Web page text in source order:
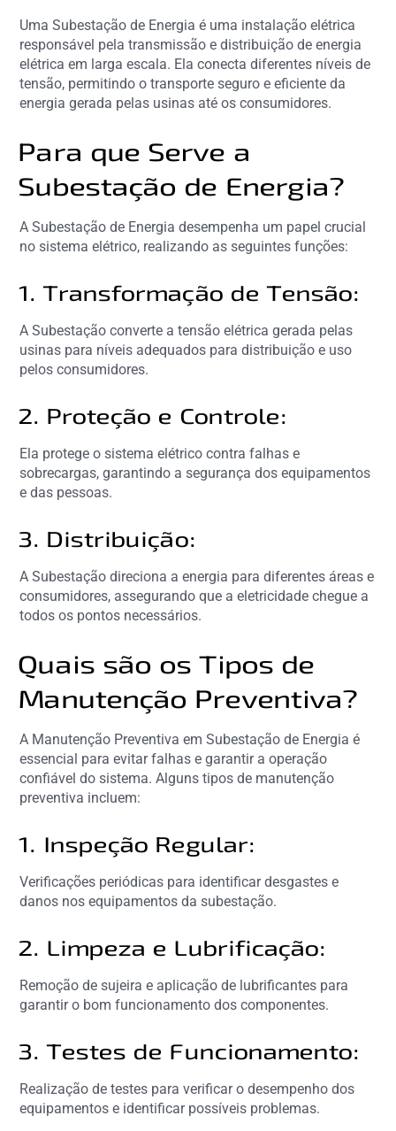
Uma Subestação de Energia é uma instalação elétrica
responsável pela transmissão e distribuição de energia
elétrica em larga escala. Ela conecta diferentes níveis de
tensão, permitindo o transporte seguro e eficiente da
energia gerada pelas usinas até os consumidores.
Para que Serve a
Subestação de Energia?
A Subestação de Energia desempenha um papel crucial
no sistema elétrico, realizando as seguintes funções:
1. Transformação de Tensão:
A Subestação converte a tensão elétrica gerada pelas
usinas para níveis adequados para distribuição e uso
pelos consumidores.
2. Proteção e Controle:
Ela protege o sistema elétrico contra falhas e
sobrecargas, garantindo a segurança dos equipamentos
e das pessoas.
3. Distribuição:
A Subestação direciona a energia para diferentes áreas e
consumidores, assegurando que a eletricidade chegue a
todos os pontos necessários.
Quais são os Tipos de
Manutenção Preventiva?
A Manutenção Preventiva em Subestação de Energia é
essencial para evitar falhas e garantir a operação
confiável do sistema. Alguns tipos de manutenção
preventiva incluem:
1. Inspeção Regular:
Verificações periódicas para identificar desgastes e
danos nos equipamentos da subestação.
2. Limpeza e Lubrificação:
Remoção de sujeira e aplicação de lubrificantes para
garantir o bom funcionamento dos componentes.
3. Testes de Funcionamento:
Realização de testes para verificar o desempenho dos
equipamentos e identificar possíveis problemas.